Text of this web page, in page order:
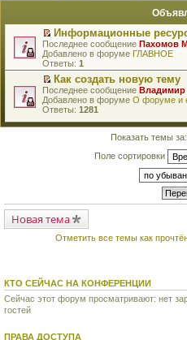
П
е
р
е
й
т
и
к
е
п
р
о
ч
н
м
о
Информационные
Последнее сообщение Пахомов
Добавлено в форуме ГЛАВНОЕ
Ответы: 1
П
е
р
й
о
у
ч
и
т
Как создать новую тему
Последнее сообщение
Добавлено в форуме О форуме и
Ответы: 1281
Показать темы за:
Поле сортировки
Новая тема
Отметить все темы как
КТО СЕЙЧАС НА КОНФЕРЕНЦИИ
Сейчас этот форум просматривают: нет
гостей
ПРАВА ДОСТУПА